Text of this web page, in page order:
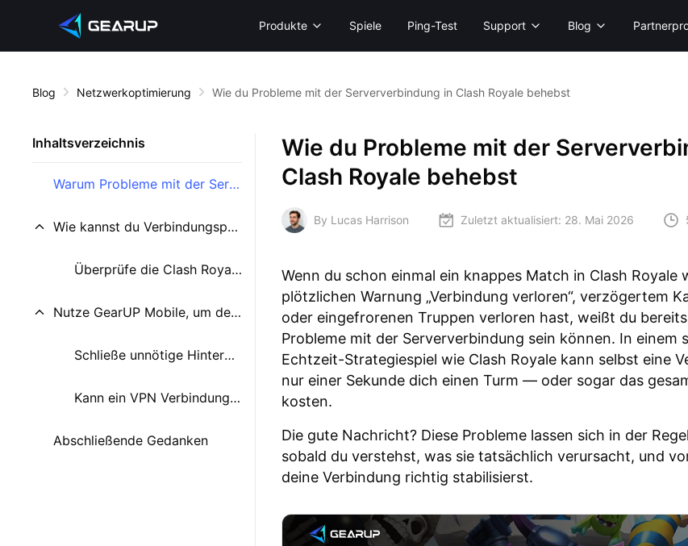
Produkte Spiele Ping-Test Support Blog
Blog Netzwerkoptimierung Wie du Probleme mit der Serververbindung in Clash Royale behebst
Inhaltsverzeichnis
Warum Probleme mit der Serververbindung in Clash Royale auftreten
Wie kannst du Verbindungsprobleme in Clash Royale vermeiden?
Überprüfe die Clash Royale-Server
Nutze GearUP Mobile, um deine Verbindung zu verbessern
Schließe unnötige Hintergrundanwendungen
Kann ein VPN Verbindungsabbrüche in Clash Royale beheben?
Abschließende Gedanken
Wie du Probleme mit der
Clash Royale behebst
By Lucas Harrison Zuletzt aktualisiert: 28. Mai 2026
Wenn du schon einmal ein knappes Match in Clash Royale
plötzlichen Warnung „Verbindung verloren“, verzögertem
oder eingefrorenen Truppen verloren hast, weißt du
Probleme mit der Serververbindung sein können. In einem
Echtzeit-Strategiespiel wie Clash Royale kann selbst eine
nur einer Sekunde dich einen Turm — oder sogar das
kosten.
Die gute Nachricht? Diese Probleme lassen sich in der
sobald du verstehst, was sie tatsächlich verursacht, und
deine Verbindung richtig stabilisierst.